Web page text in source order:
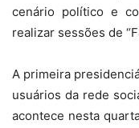
cenário político e
realizar sessões de
A primeira
usuários da rede
acontece nesta